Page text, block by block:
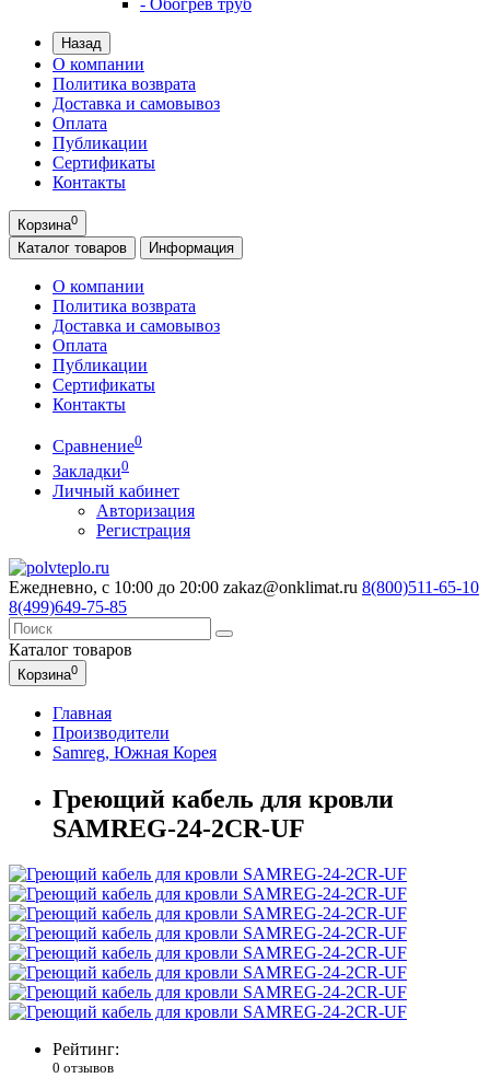
- Обогрев труб
Назад
О компании
Политика возврата
Доставка и самовывоз
Оплата
Публикации
Сертификаты
Контакты
Корзина0
Каталог товаров Информация
О компании
Политика возврата
Доставка и самовывоз
Оплата
Публикации
Сертификаты
Контакты
Сравнение0
Закладки0
Личный кабинет
Авторизация
Регистрация
Ежедневно, с 10:00 до 20:00 zakaz@onklimat.ru 8(800)511-65-10
8(499)649-75-85
Каталог товаров
Корзина0
Главная
Производители
Samreg, Южная Корея
Греющий кабель для кровли
SAMREG-24-2CR-UF
Рейтинг:
0 отзывов